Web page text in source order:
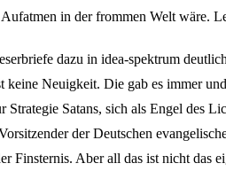
in der frommen Welt wäre.
dazu in idea-spektrum
keine Neuigkeit. Die gab es immer
Strategie Satans, sich als Engel des
der Deutschen
Finsternis. Aber all das ist nicht das